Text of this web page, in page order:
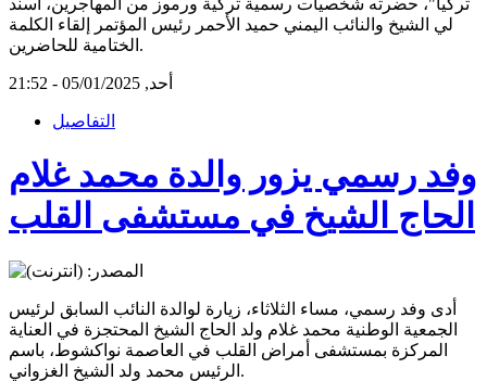
لي الشيخ والنائب اليمني حميد الأحمر رئيس المؤتمر إلقاء الكلمة
الختامية للحاضرين.
أحد, 05/01/2025 - 21:52
التفاصيل
وفد رسمي يزور والدة محمد غلام
الحاج الشيخ في مستشفى القلب
أدى وفد رسمي، مساء الثلاثاء، زيارة لوالدة النائب السابق لرئيس
الجمعية الوطنية محمد غلام ولد الحاج الشيخ المحتجزة في العناية
المركزة بمستشفى أمراض القلب في العاصمة نواكشوط، باسم
الرئيس محمد ولد الشيخ الغزواني.